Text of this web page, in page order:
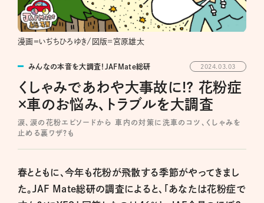
漫画＝いぢちひろゆき/図版=宮原雄太
みんなの本音を大調査！JAFMate総研 2024.03.03
くしゃみであわや大事故に!? 花粉症
×車のお悩み、トラブルを大調査
涙、涙の花粉エピソードから 車内の対策に洗車のコツ、くしゃみを
止める裏ワザ？も
春とともに、今年も花粉が飛散する季節がやってきまし
た。JAF Mate総研の調査によると、「あなたは花粉症で